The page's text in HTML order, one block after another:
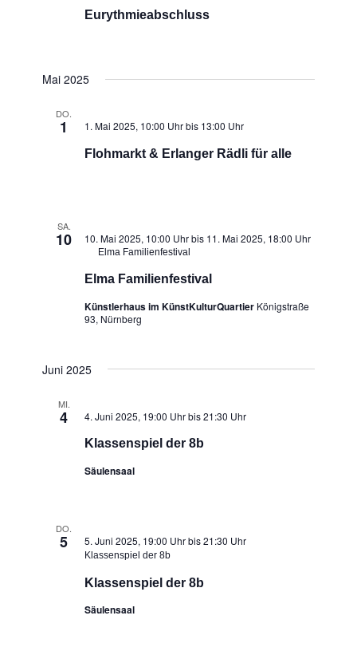
Eurythmieabschluss
Mai 2025
DO.
1 1. Mai 2025, 10:00 Uhrbis 13:00 Uhr
Flohmarkt & Erlanger Rädli für alle
SA.
10 10. Mai 2025, 10:00 Uhrbis 11. Mai 2025, 18:00 Uhr
Elma Familienfestival
Elma Familienfestival
Künstlerhaus im KünstKulturQuartier Königstraße
93, Nürnberg
Juni 2025
MI.
4 4. Juni 2025, 19:00 Uhrbis21:30 Uhr
Klassenspiel der 8b
Säulensaal
DO.
5 5. Juni 2025, 19:00 Uhrbis21:30 Uhr
Klassenspiel der 8b
Klassenspiel der 8b
Säulensaal